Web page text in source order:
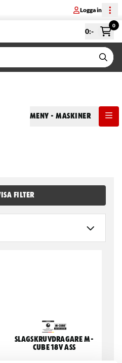
Logga in
0:-
0
Meny - Maskiner
FILTER
Slagskruvdragare M-
Cube 18V ASS